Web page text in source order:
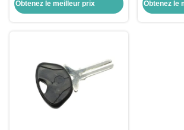
Obtenez le meilleur prix Obtenez le